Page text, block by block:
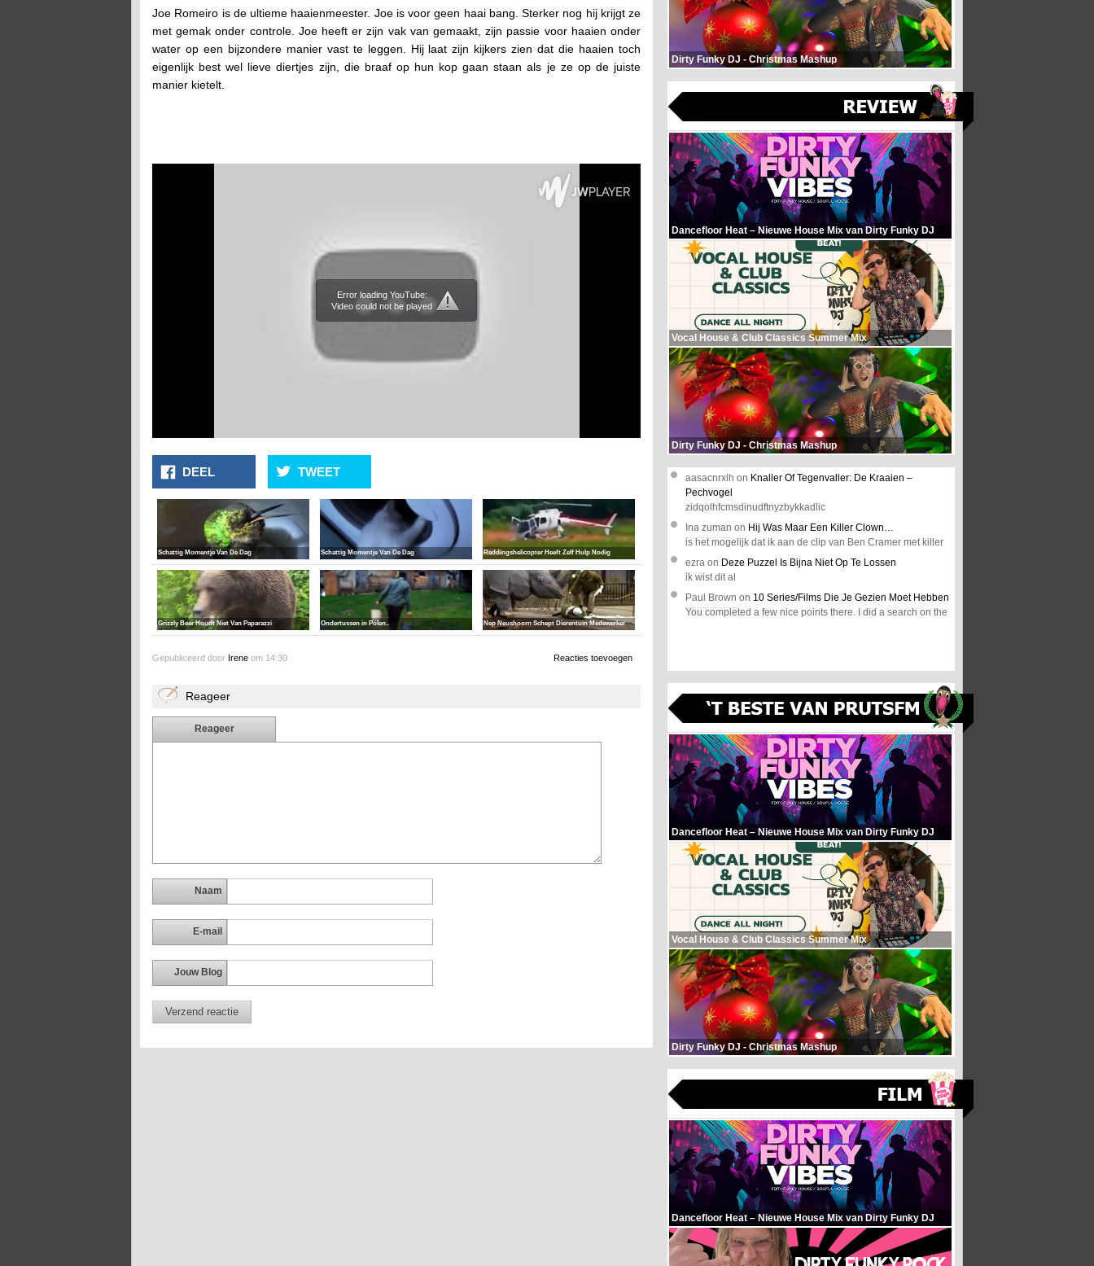
Joe Romeiro is de ultieme haaienmeester. Joe is voor geen haai bang. Sterker nog hij krijgt ze
met gemak onder controle. Joe heeft er zijn vak van gemaakt, zijn passie voor haaien onder
water op een bijzondere manier vast te leggen. Hij laat zijn kijkers zien dat die haaien toch
eigenlijk best wel lieve diertjes zijn, die braaf op hun kop gaan staan als je ze op de juiste
manier kietelt.
Error loading YouTube:
Video could not be played
DEEL TWEET
Schattig Momentje Van De Dag Schattig Momentje Van De Dag Reddingshelicopter Heeft Zelf Hulp Nodig
Grizzly Beer Houdt Niet Van Paparazzi Ondertussen in Polen.. Nep Neushoorn Schept Dierentuin Medewerker
Gepubliceerd door Irene om 14:30 Reacties toevoegen
Reageer
Reageer
Naam
E-mail
Jouw Blog
Dirty Funky DJ - Christmas Mashup
Dancefloor Heat – Nieuwe House Mix van Dirty Funky DJ
Vocal House & Club Classics Summer Mix
Dirty Funky DJ - Christmas Mashup
aasacnrxlh on Knaller Of Tegenvaller: De Kraaien –
Pechvogel
zidqolhfcmsdinudftnyzbykkadlic
Ina zuman on Hij Was Maar Een Killer Clown…
is het mogelijk dat ik aan de clip van Ben Cramer met killer
ezra on Deze Puzzel Is Bijna Niet Op Te Lossen
ik wist dit al
Paul Brown on 10 Series/Films Die Je Gezien Moet Hebben
You completed a few nice points there. I did a search on the
Dancefloor Heat – Nieuwe House Mix van Dirty Funky DJ
Vocal House & Club Classics Summer Mix
Dirty Funky DJ - Christmas Mashup
Dancefloor Heat – Nieuwe House Mix van Dirty Funky DJ